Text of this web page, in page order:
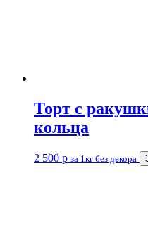
Торт с
кольца
2 500 р за 1кг без декора